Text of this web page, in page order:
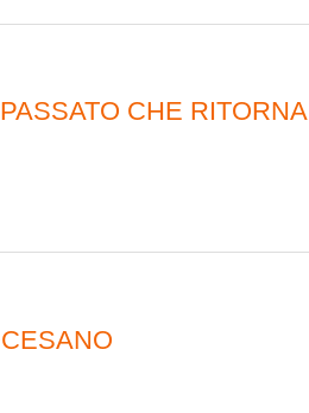
CHE RITORNA